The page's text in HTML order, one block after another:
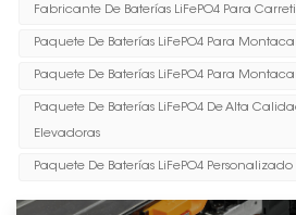
Fabricante De Baterías LiFePO4 Para
Paquete De Baterías LiFePO4 Para
Paquete De Baterías LiFePO4 Para
Paquete De Baterías LiFePO4 De Alta
Elevadoras
Paquete De Baterías LiFePO4